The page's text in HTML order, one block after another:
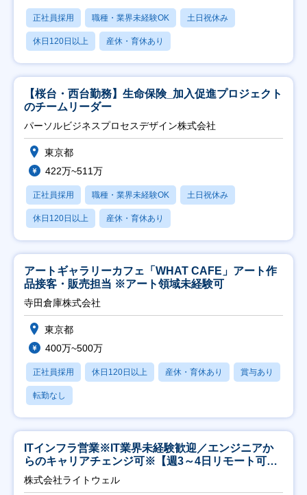
正社員採用 職種・業界未経験OK 土日祝休み
休日120日以上 産休・育休あり
【桜台・西台勤務】生命保険_加入促進プロジェクト
のチームリーダー
パーソルビジネスプロセスデザイン株式会社
東京都
422万~511万
正社員採用 職種・業界未経験OK 土日祝休み
休日120日以上 産休・育休あり
アートギャラリーカフェ「WHAT CAFE」アート作
品接客・販売担当 ※アート領域未経験可
寺田倉庫株式会社
東京都
400万~500万
正社員採用 休日120日以上 産休・育休あり 賞与あり
転勤なし
ITインフラ営業※IT業界未経験歓迎／エンジニアか
らのキャリアチェンジ可※【週3～4日リモート可
能】
株式会社ライトウェル